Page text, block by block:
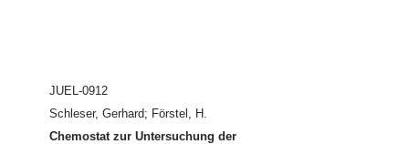
JUEL-0912
Schleser, Gerhard; Förstel, H.
Chemostat zur Untersuchung der